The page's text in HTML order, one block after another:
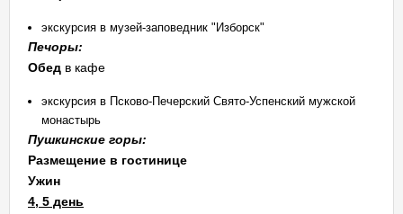
экскурсия в музей-заповедник "Изборск"
Печоры:
Обед в кафе
экскурсия в Псково-Печерский Свято-Успенский мужской
монастырь
Пушкинские горы:
Размещение в гостинице
Ужин
4, 5 день